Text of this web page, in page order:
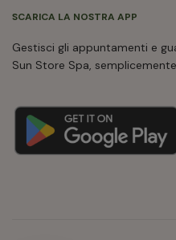
SCARICA LA NOSTRA APP
Gestisci gli appuntamenti e
Sun Store Spa,